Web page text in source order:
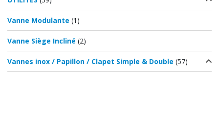
Vanne Modulante (1)
Vanne Siège Incliné (2)
Vannes inox / Papillon / Clapet Simple & Double (57)